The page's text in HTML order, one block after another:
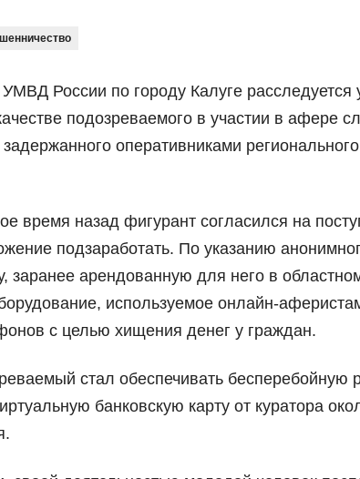
России по городу Калуге расследуется
подозреваемого в участии в афере
оперативниками
время назад фигурант согласился на
подзаработать. По указанию
заранее арендованную для него в
используемое онлайн-
с целью хищения денег у граждан.
стал обеспечивать бесперебойную
банковскую карту от куратора